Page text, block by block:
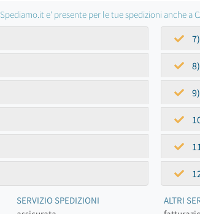
Spediamo.it e' presente per le tue spedizioni anche a
SERVIZIO SPEDIZIONI
ALTRI